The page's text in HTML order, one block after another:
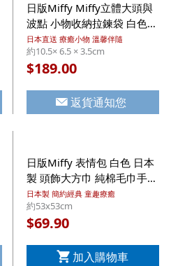
日版Miffy Miffy立體大頭與
波點 小物收納拉鍊袋 白色
附金屬掛扣 (753)【市集世
界 - 日本市集】
日本直送 療癒小物 溫馨伴隨
約10.5× 6.5 × 3.5cm
$189.00
返貨通知您
日版Miffy 表情包 白色 日本
製 頭飾大方巾 純棉毛巾手帕
【市集世界 - 日本市集】
日本製 簡約經典 童趣療癒
約53x53cm
$69.90
加入購物車